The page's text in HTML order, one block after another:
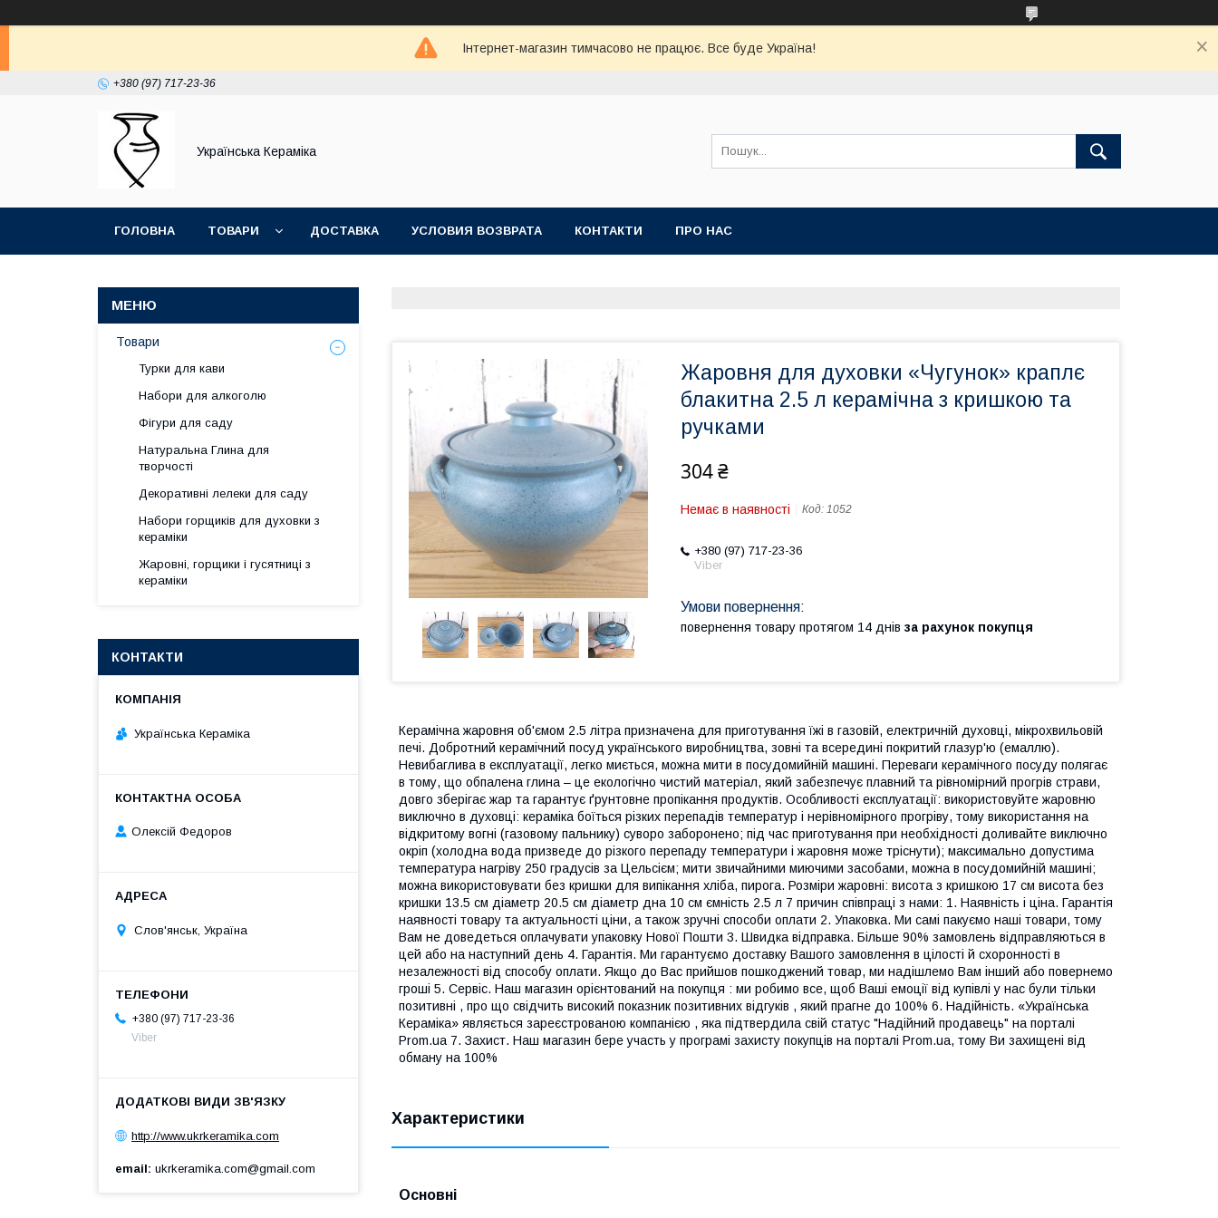
Інтернет-магазин тимчасово не працює. Все буде Україна!
+380 (97) 717-23-36
Українська Кераміка
ГОЛОВНА ТОВАРИ ДОСТАВКА УСЛОВИЯ ВОЗВРАТА КОНТАКТИ ПРО НАС
Жаровня для духовки «Чугунок» краплє
блакитна 2.5 л керамічна з кришкою та
ручками
304 ₴
Немає в наявності Код: 1052
+380 (97) 717-23-36
Viber
повернення товару протягом 14 днів за рахунок покупця
Керамічна жаровня об'ємом 2.5 літра призначена для приготування їжі в газовій, електричній духовці, мікрохвильовій
печі. Добротний керамічний посуд українського виробництва, зовні та всередині покритий глазур'ю (емаллю).
Невибаглива в експлуатації, легко миється, можна мити в посудомийній машині. Переваги керамічного посуду полягає
в тому, що обпалена глина – це екологічно чистий матеріал, який забезпечує плавний та рівномірний прогрів страви,
довго зберігає жар та гарантує ґрунтовне пропікання продуктів. Особливості експлуатації: використовуйте жаровню
виключно в духовці: кераміка боїться різких перепадів температур і нерівномірного прогріву, тому використання на
відкритому вогні (газовому пальнику) суворо заборонено; під час приготування при необхідності доливайте виключно
окріп (холодна вода призведе до різкого перепаду температури і жаровня може тріснути); максимально допустима
температура нагріву 250 градусів за Цельсієм; мити звичайними миючими засобами, можна в посудомийній машині;
можна використовувати без кришки для випікання хліба, пирога. Розміри жаровні: висота з кришкою 17 см висота без
кришки 13.5 см діаметр 20.5 см діаметр дна 10 см ємність 2.5 л 7 причин співпраці з нами: 1. Наявність і ціна. Гарантія
наявності товару та актуальності ціни, а також зручні способи оплати 2. Упаковка. Ми самі пакуємо наші товари, тому
Вам не доведеться оплачувати упаковку Нової Пошти 3. Швидка відправка. Більше 90% замовлень відправляються в
цей або на наступний день 4. Гарантія. Ми гарантуємо доставку Вашого замовлення в цілості й схоронності в
незалежності від способу оплати. Якщо до Вас прийшов пошкоджений товар, ми надішлемо Вам інший або повернемо
гроші 5. Сервіс. Наш магазин орієнтований на покупця : ми робимо все, щоб Ваші емоції від купівлі у нас були тільки
позитивні , про що свідчить високий показник позитивних відгуків , який прагне до 100% 6. Надійність. «Українська
Кераміка» являється зареєстрованою компанією , яка підтвердила свій статус "Надійний продавець" на порталі
Prom.ua 7. Захист. Наш магазин бере участь у програмі захисту покупців на порталі Prom.ua, тому Ви захищені від
обману на 100%
Характеристики
Основні
Товари
Турки для кави
Набори для алкоголю
Фігури для саду
Натуральна Глина для
творчості
Декоративні лелеки для саду
Набори горщиків для духовки з
кераміки
Жаровні, горщики і гусятниці з
кераміки
КОНТАКТИ
Українська Кераміка
Олексій Федоров
Слов'янськ, Україна
+380 (97) 717-23-36
Viber
http://www.ukrkeramika.com
email ukrkeramika.com@gmail.com